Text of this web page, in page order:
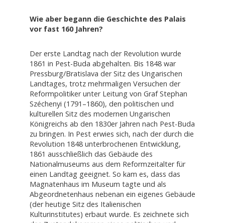
Wie aber begann die Geschichte des Palais
vor fast 160 Jahren?
Der erste Landtag nach der Revolution wurde
1861 in Pest-Buda abgehalten. Bis 1848 war
Pressburg/Bratislava der Sitz des Ungarischen
Landtages, trotz mehrmaligen Versuchen der
Reformpolitiker unter Leitung von Graf Stephan
Széchenyi (1791–1860), den politischen und
kulturellen Sitz des modernen Ungarischen
Königreichs ab den 1830er Jahren nach Pest-Buda
zu bringen. In Pest erwies sich, nach der durch die
Revolution 1848 unterbrochenen Entwicklung,
1861 ausschließlich das Gebäude des
Nationalmuseums aus dem Reformzeitalter für
einen Landtag geeignet. So kam es, dass das
Magnatenhaus im Museum tagte und als
Abgeordnetenhaus nebenan ein eigenes Gebäude
(der heutige Sitz des Italienischen
Kulturinstitutes) erbaut wurde. Es zeichnete sich